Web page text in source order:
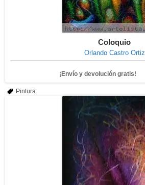
Coloquio
Orlando Castro Ortiz
¡Envío y devolución gratis!
Pintura